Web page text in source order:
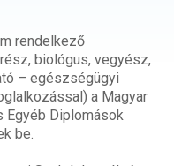
rendelkező
biológus, vegyész,
– egészségügyi
a Magyar
Egyéb Diplomások
be.